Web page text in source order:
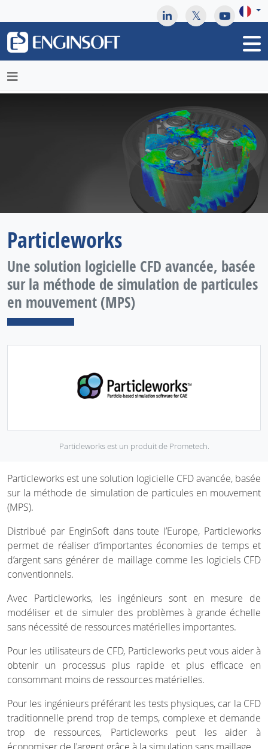
Particleworks
Une solution logicielle CFD avancée, basée
sur la méthode de simulation de particules
en mouvement (MPS)
Particleworks est un produit de Prometech.
Particleworks est une solution logicielle CFD avancée, basée
sur la méthode de simulation de particules en mouvement
(MPS).
Distribué par EnginSoft dans toute l’Europe, Particleworks
permet de réaliser d’importantes économies de temps et
d’argent sans générer de maillage comme les logiciels CFD
conventionnels.
Avec Particleworks, les ingénieurs sont en mesure de
modéliser et de simuler des problèmes à grande échelle
sans nécessité de ressources matérielles importantes.
Pour les utilisateurs de CFD, Particleworks peut vous aider à
obtenir un processus plus rapide et plus efficace en
consommant moins de ressources matérielles.
Pour les ingénieurs préférant les tests physiques, car la CFD
traditionnelle prend trop de temps, complexe et demande
trop de ressources, Particleworks peut les aider à
May we use cookies to track your activities? We take your
privacy very seriously. Please see our privacy policy for details
and any questions.